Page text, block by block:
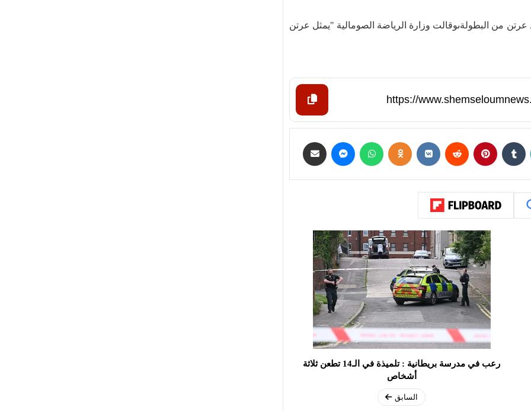
من البطولةىوقالت وزارة الرياضة الصومالية "يمثل عرتن
رعب في مدرسة بريطانية : تلميذة في الـ14 تطعن ثلاثة
أشخاص
السابق